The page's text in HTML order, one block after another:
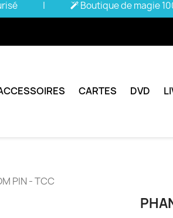
| Boutique de magie
CARTES DVD
PIN - TCC